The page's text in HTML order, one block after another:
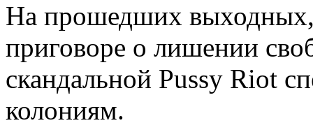
На прошедших выходных,
приговоре о лишении
скандальной Pussy Riot
колониям.